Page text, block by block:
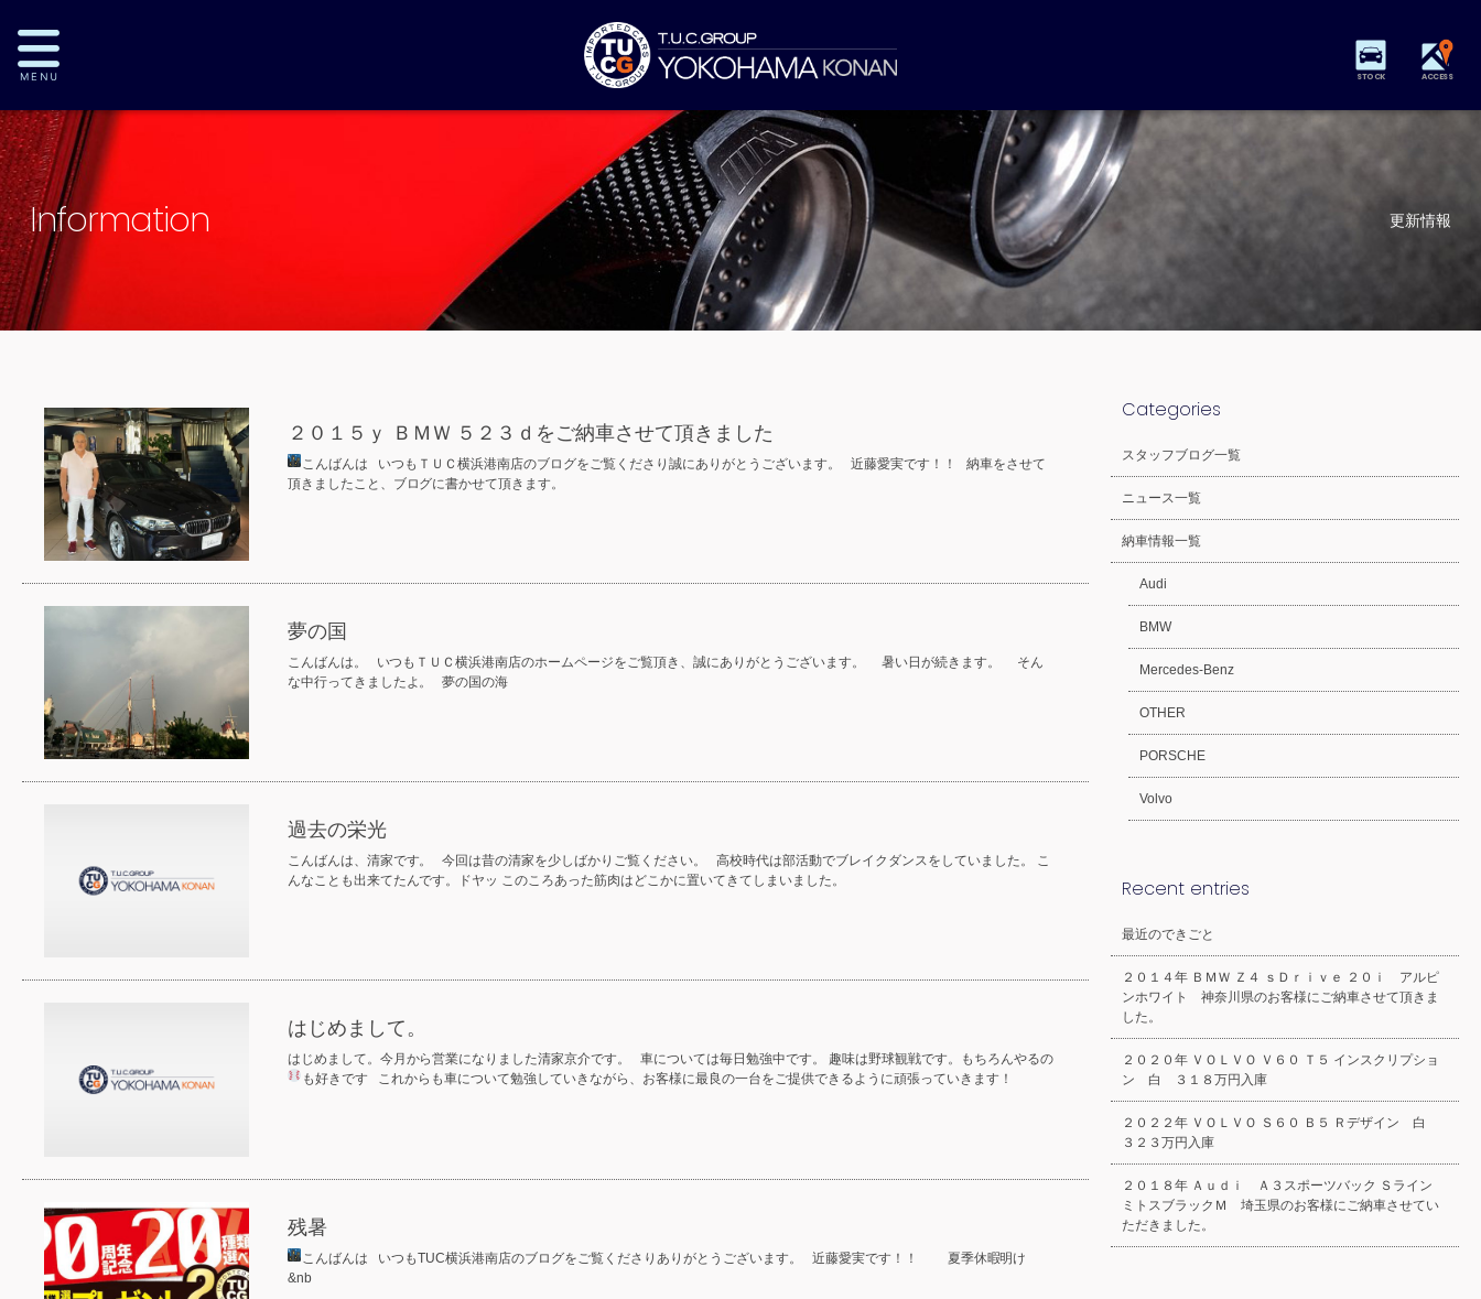
STOCK ACCESS
Information 更新情報
２０１５ｙ ＢＭＷ ５２３ｄをご納車させて頂きました
こんばんは いつもＴＵＣ横浜港南店のブログをご覧くださり誠にありがとうございます。 近藤愛実です！！ 納車をさせて
頂きましたこと、ブログに書かせて頂きます。
夢の国
こんばんは。 いつもＴＵＣ横浜港南店のホームページをご覧頂き、誠にありがとうございます。 暑い日が続きます。 そん
な中行ってきましたよ。 夢の国の海
過去の栄光
こんばんは、清家です。 今回は昔の清家を少しばかりご覧ください。 高校時代は部活動でブレイクダンスをしていました。 こ
んなことも出来てたんです。ドヤッ このころあった筋肉はどこかに置いてきてしまいました。
はじめまして。
はじめまして。今月から営業になりました清家京介です。 車については毎日勉強中です。 趣味は野球観戦です。もちろんやるの
も好きです これからも車について勉強していきながら、お客様に最良の一台をご提供できるように頑張っていきます！
残暑
こんばんは いつもTUC横浜港南店のブログをご覧くださりありがとうございます。 近藤愛実です！！ 夏季休暇明け
&nb
Categories
スタッフブログ一覧
ニュース一覧
納車情報一覧
Audi
BMW
Mercedes-Benz
OTHER
PORSCHE
Volvo
Recent entries
最近のできごと
２０１４年 ＢＭＷ Ｚ４ ｓＤｒｉｖｅ ２０ｉ アルピ
ンホワイト 神奈川県のお客様にご納車させて頂きま
した。
２０２０年 ＶＯＬＶＯ Ｖ６０ Ｔ５ インスクリプショ
ン 白 ３１８万円入庫
２０２２年 ＶＯＬＶＯ Ｓ６０ Ｂ５ Ｒデザイン 白
３２３万円入庫
２０１８年 Ａｕｄｉ Ａ３スポーツバック Ｓライン
ミトスブラックＭ 埼玉県のお客様にご納車させてい
ただきました。